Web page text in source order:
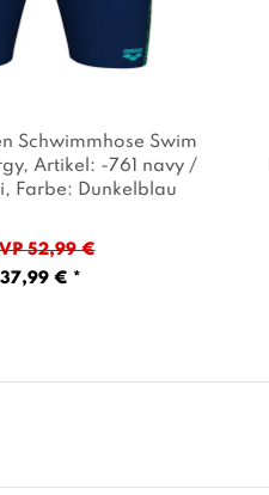
Schwimmhose Swim
, Artikel: -761 navy /
, Farbe: Dunkelblau
52,99 €
37,99 € *